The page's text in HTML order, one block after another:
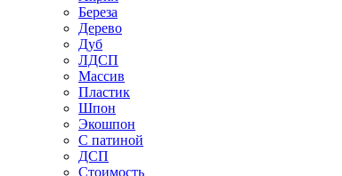
Береза
Дерево
Дуб
ЛДСП
Массив
Пластик
Шпон
Экошпон
С патиной
ДСП
Стоимость